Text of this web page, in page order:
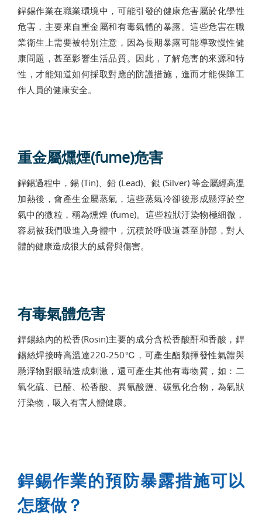
銲錫作業在職業環境中，可能引發的健康危害屬於化學性
危害，主要來自重金屬和有毒氣體的暴露。這些危害在職
業衛生上需要被特別注意，因為長期暴露可能導致慢性健
康問題，甚至影響生活品質。因此，了解危害的來源和特
性，才能知道如何採取對應的防護措施，進而才能保障工
作人員的健康安全。
重金屬燻煙(fume)危害
銲錫過程中，錫 (Tin)、鉛 (Lead)、銀 (Silver) 等金屬經高溫
加熱後，會產生金屬蒸氣，這些蒸氣冷卻後形成懸浮於空
氣中的微粒，稱為燻煙 (fume)。這些粒狀汙染物極細微，
容易被我們吸進入身體中，沉積於呼吸道甚至肺部，對人
體的健康造成很大的威脅與傷害。
有毒氣體危害
銲錫絲內的松香(Rosin)主要的成分含松香酸酐和香酸，銲
錫絲焊接時高溫達220-250℃，可產生酯類揮發性氣體與
懸浮物對眼睛造成刺激，還可產生其他有毒物質，如：二
氧化硫、已醛、松香酸、異氰酸鹽、碳氫化合物，為氣狀
汙染物，吸入有害人體健康。
銲錫作業的預防暴露措施可以
怎麼做？